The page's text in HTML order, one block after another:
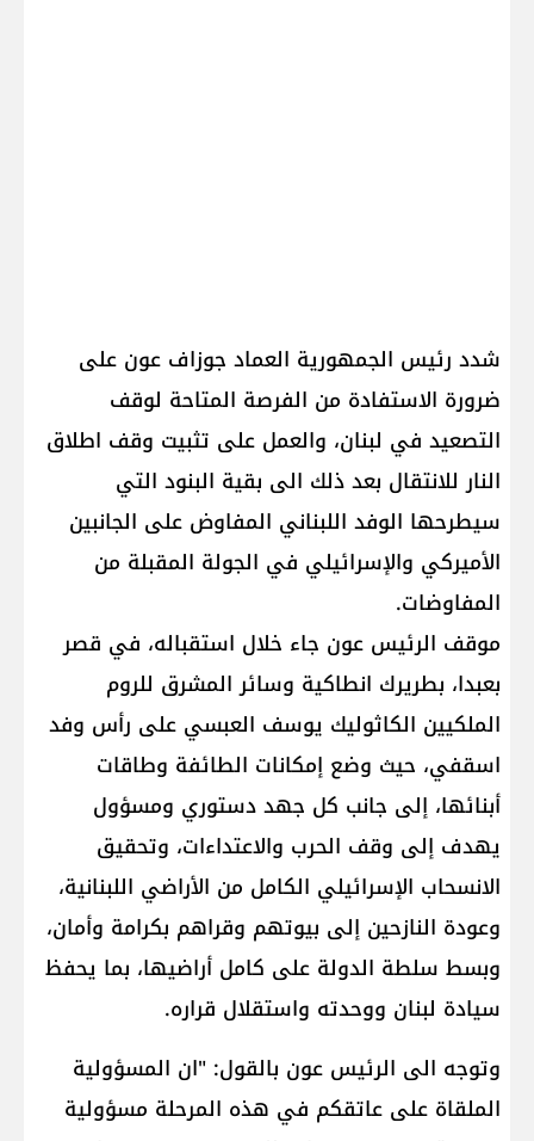
شدد رئيس الجمهورية العماد ​جوزاف عون​ على
ضرورة الاستفادة من الفرصة المتاحة لوقف
التصعيد في لبنان، والعمل على تثبيت وقف اطلاق
النار للانتقال بعد ذلك الى بقية البنود التي
سيطرحها الوفد اللبناني المفاوض على الجانبين
الأميركي والإسرائيلي في الجولة المقبلة من
المفاوضات.
موقف الرئيس عون جاء خلال استقباله، في قصر
بعبدا، بطريرك انطاكية وسائر المشرق للروم
الملكيين الكاثوليك ​يوسف العبسي​ على رأس وفد
اسقفي، حيث وضع إمكانات الطائفة وطاقات
أبنائها، إلى جانب كل جهد دستوري ومسؤول
يهدف إلى وقف الحرب والاعتداءات، وتحقيق
الانسحاب الإسرائيلي الكامل من الأراضي اللبنانية،
وعودة النازحين إلى بيوتهم وقراهم بكرامة وأمان،
وبسط سلطة الدولة على كامل أراضيها، بما يحفظ
سيادة لبنان ووحدته واستقلال قراره.
وتوجه الى الرئيس عون بالقول: "ان المسؤولية
الملقاة على عاتقكم في هذه المرحلة مسؤولية